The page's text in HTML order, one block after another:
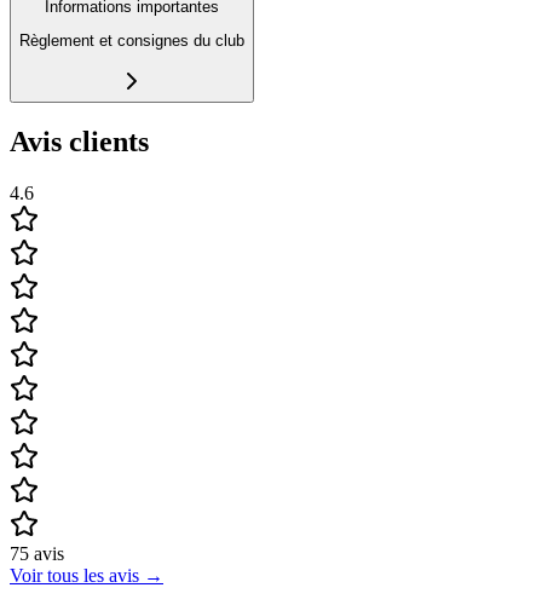
Informations importantes
Règlement et consignes du club
Avis clients
4.6
75 avis
Voir tous les avis →